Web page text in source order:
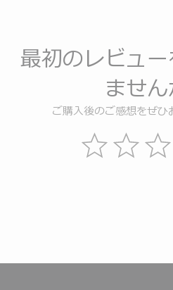
最初のレビュ
ません
ご購入後のご感想をぜひ